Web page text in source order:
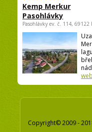
Kemp Merkur
Pasohlávky
Pasohlávky ev. č. 114, 69122
Copyright© 2009 -